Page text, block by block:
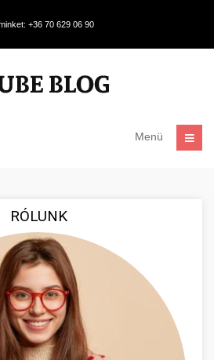
+36 70 629 06 90
Menü
RÓLUNK